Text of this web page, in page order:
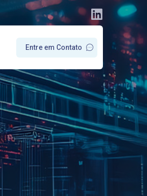
Entre em Contato